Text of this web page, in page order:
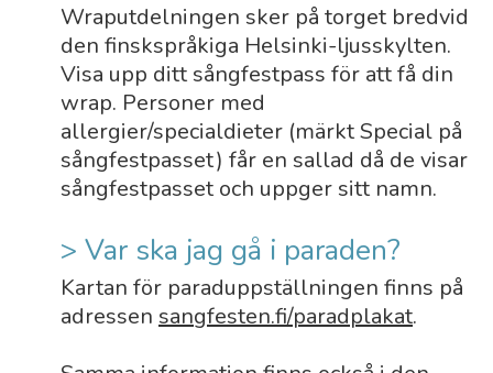
Wraputdelningen sker på torget bredvid
den finskspråkiga Helsinki-ljusskylten.
Visa upp ditt sångfestpass för att få din
wrap. Personer med
allergier/specialdieter (märkt Special på
sångfestpasset) får en sallad då de visar
sångfestpasset och uppger sitt namn.
> Var ska jag gå i paraden?
Kartan för paraduppställningen finns på
adressen sangfesten.fi/paradplakat.